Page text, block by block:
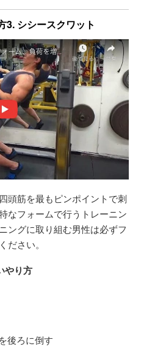
3. シシースクワット
頭筋を最もピンポイントで刺
なフォームで行うトレーニン
ングに取り組む男性は必ずフ
ださい。
やり方
後ろに倒す